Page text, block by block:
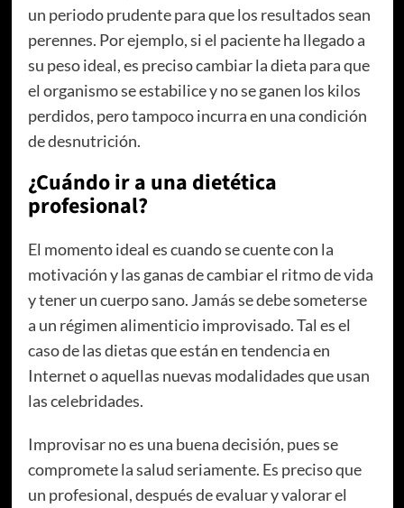
un periodo prudente para que los resultados sean
perennes. Por ejemplo, si el paciente ha llegado a
su peso ideal, es preciso cambiar la dieta para que
el organismo se estabilice y no se ganen los kilos
perdidos, pero tampoco incurra en una condición
de desnutrición.
¿Cuándo ir a una dietética
profesional?
El momento ideal es cuando se cuente con la
motivación y las ganas de cambiar el ritmo de vida
y tener un cuerpo sano. Jamás se debe someterse
a un régimen alimenticio improvisado. Tal es el
caso de las dietas que están en tendencia en
Internet o aquellas nuevas modalidades que usan
las celebridades.
Improvisar no es una buena decisión, pues se
compromete la salud seriamente. Es preciso que
un profesional, después de evaluar y valorar el